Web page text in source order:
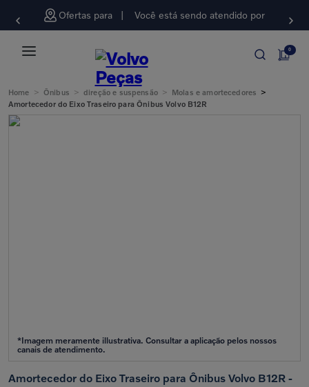
Ofertas para Você está sendo atendido por
0
Home > Ônibus > direção e suspensão > Molas e amortecedores >
Amortecedor do Eixo Traseiro para Ônibus Volvo B12R
Amortecedor do Eixo Traseiro para Ônibus Volvo B12R -